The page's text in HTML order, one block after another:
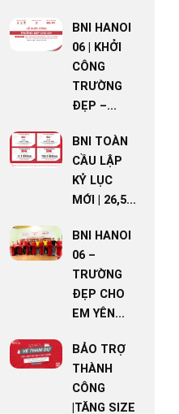
BNI HANOI
06 | KHỞI
CÔNG
TRƯỜNG
ĐẸP –...
BNI TOÀN
CẦU LẬP
KỶ LỤC
MỚI | 26,5...
BNI HANOI
06 –
TRƯỜNG
ĐẸP CHO
EM YÊN...
BẢO TRỢ
THÀNH
CÔNG
|TĂNG SIZE